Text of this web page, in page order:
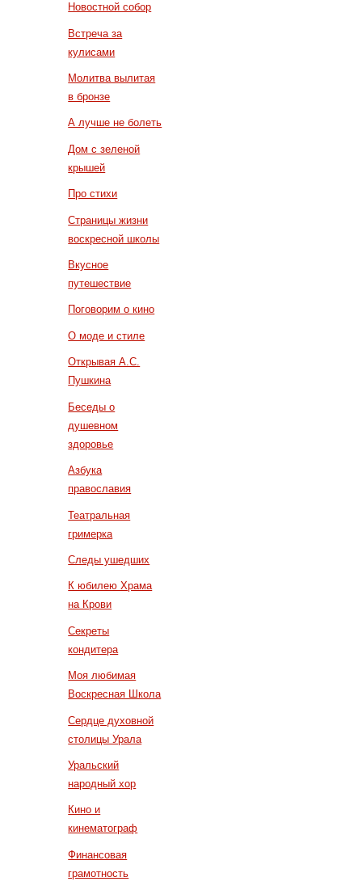
Новостной собор
Встреча за
кулисами
Молитва вылитая
в бронзе
А лучше не болеть
Дом с зеленой
крышей
Про стихи
Страницы жизни
воскресной школы
Вкусное
путешествие
Поговорим о кино
О моде и стиле
Открывая А.С.
Пушкина
Беседы о
душевном
здоровье
Азбука
православия
Театральная
гримерка
Следы ушедших
К юбилею Храма
на Крови
Секреты
кондитера
Моя любимая
Воскресная Школа
Сердце духовной
столицы Урала
Уральский
народный хор
Кино и
кинематограф
Финансовая
грамотность